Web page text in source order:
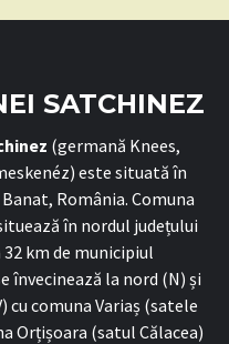
SATCHINEZ
(germană Knees,
este situată în
România. Comuna
în nordul județului
km de municipiul
învecinează la nord (N) și
cu comuna Variaș (satele
Orțișoara (satul Călacea)